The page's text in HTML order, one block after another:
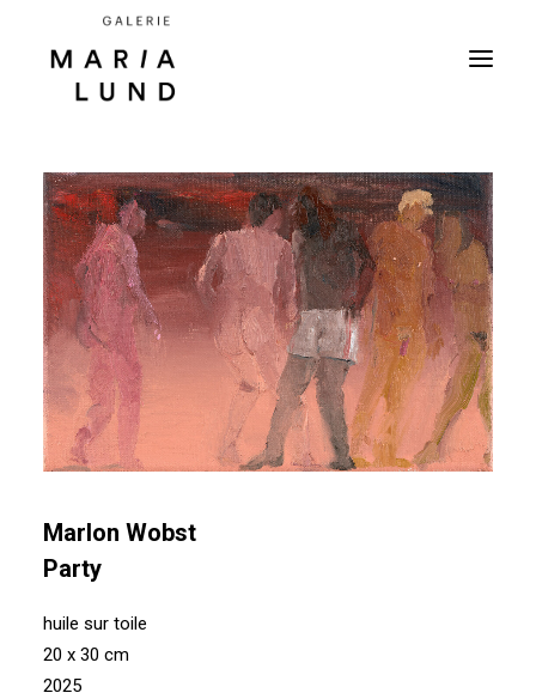
Marlon Wobst
Party
huile sur toile
20 x 30 cm
2025